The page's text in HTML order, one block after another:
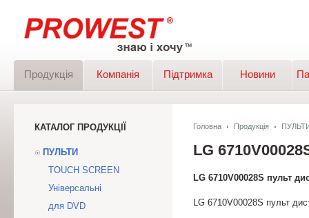
Продукція Компанія Підтримка Новини
КАТАЛОГ ПРОДУКЦІЇ
ПУЛЬТИ
TOUCH SCREEN
Універсальні
для DVD
Головна Продукція
LG
LG 6710V00028S пульт
LG 6710V00028S пульт